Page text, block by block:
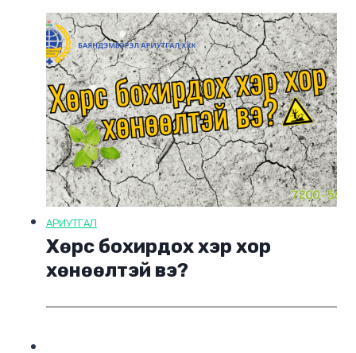
АРИУТГАЛ
Хөрс бохирдох хэр хор
хөнөөлтэй вэ?